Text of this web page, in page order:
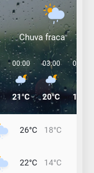
Chuva fraca
00:00
21°C
03:00
20°C
06:00
19°C
26°C 18°C
22°C 14°C